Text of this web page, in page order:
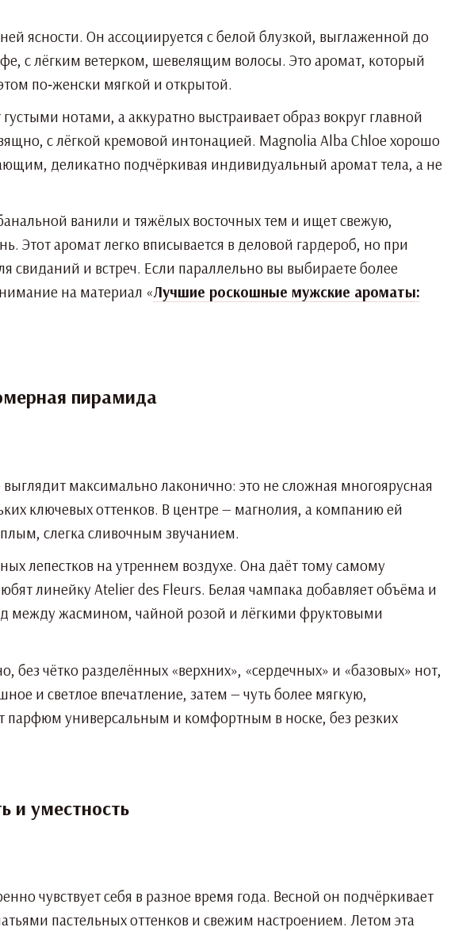
ясности. Он ассоциируется с белой блузкой, выглаженной до
с лёгким ветерком, шевелящим волосы. Это аромат, который
по‑женски мягкой и открытой.
нотами, а аккуратно выстраивает образ вокруг главной
с лёгкой кремовой интонацией. Magnolia Alba Chloe хорошо
деликатно подчёркивая индивидуальный аромат тела, а не
ванили и тяжёлых восточных тем и ищет свежую,
аромат легко вписывается в деловой гардероб, но при
и встреч. Если параллельно вы выбираете более
на материал «Лучшие роскошные мужские ароматы:
пирамида
максимально лаконично: это не сложная многоярусная
ключевых оттенков. В центре — магнолия, а компанию ей
слегка сливочным звучанием.
лепестков на утреннем воздухе. Она даёт тому самому
линейку Atelier des Fleurs. Белая чампака добавляет объёма и
между жасмином, чайной розой и лёгкими фруктовыми
без чётко разделённых «верхних», «сердечных» и «базовых» нот,
и светлое впечатление, затем — чуть более мягкую,
парфюм универсальным и комфортным в носке, без резких
и уместность
чувствует себя в разное время года. Весной он подчёркивает
пастельных оттенков и свежим настроением. Летом эта